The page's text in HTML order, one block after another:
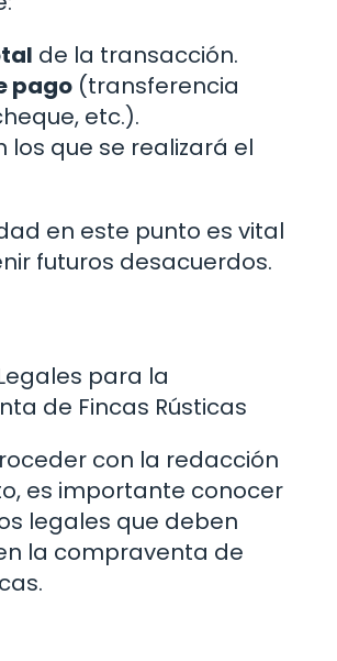
de la transacción.
pago (transferencia
etc.).
los que se realizará el
en este punto es vital
futuros desacuerdos.
para la
de Fincas Rústicas
con la redacción
es importante conocer
legales que deben
la compraventa de